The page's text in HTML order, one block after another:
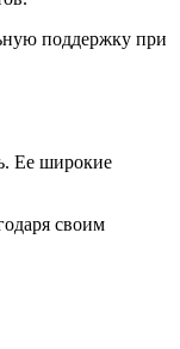
поддержку при
Ее широкие
своим